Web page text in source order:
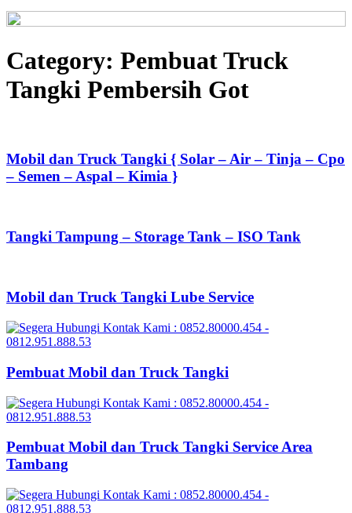
Category: Pembuat Truck
Tangki Pembersih Got
Mobil dan Truck Tangki { Solar – Air – Tinja – Cpo
– Semen – Aspal – Kimia }
Tangki Tampung – Storage Tank – ISO Tank
Mobil dan Truck Tangki Lube Service
Pembuat Mobil dan Truck Tangki
Pembuat Mobil dan Truck Tangki Service Area
Tambang